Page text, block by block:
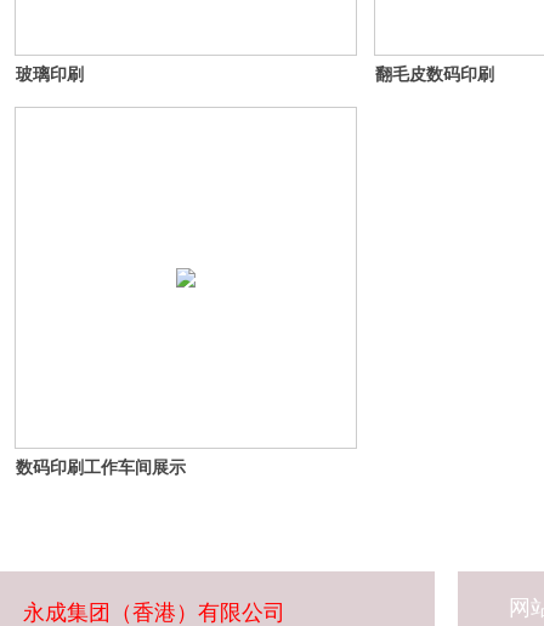
玻璃印刷 翻毛皮数码印刷
数码印刷工作车间展示
永成集团（香港）有限公司 网